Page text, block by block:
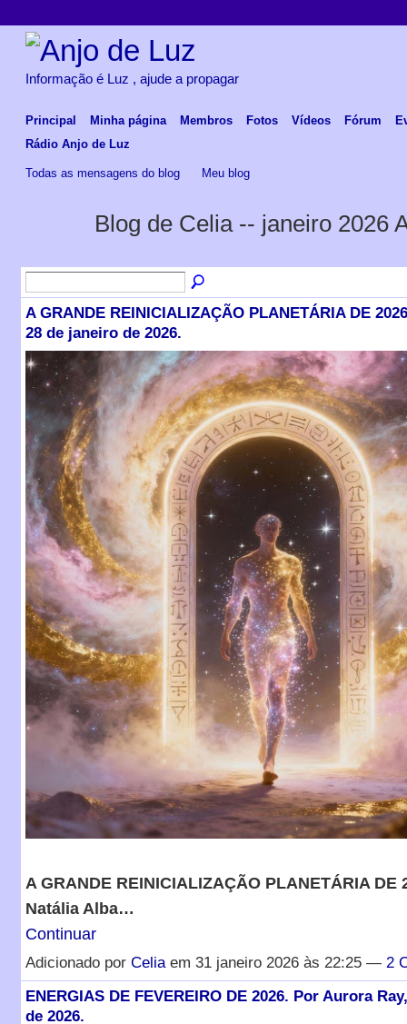
Informação é Luz , ajude a propagar
Principal Minha página Membros Fotos Vídeos Fórum
Rádio Anjo de Luz
Todas as mensagens do blog Meu blog
Blog de Celia -- janeiro 2026
A GRANDE REINICIALIZAÇÃO PLANETÁRIA DE
28 de janeiro de 2026.
A GRANDE REINICIALIZAÇÃO PLANETÁRIA DE
Natália Alba…
Continuar
Adicionado por Celiaem 31 janeiro 2026 às 22:25 — 2
ENERGIAS DE FEVEREIRO DE 2026. Por Aurora
de 2026.